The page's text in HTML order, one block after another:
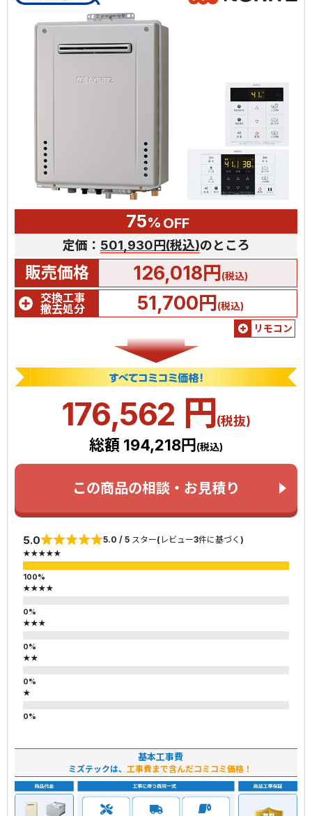
75% OFF
定価： 501,930円(税込)のところ
販売価格 126,018円(税込)
交換工事
撤去処分
51,700円(税込)
リモコン
176,562 円(税抜)
総額 194,218円 (税込)
この商品の相談・お見積り
5.0 5.0 / 5 スター(レビュー3件に基づく)
★★★★★
★★★★
★★★
★★
★
基本工事費
ミズテックは、 工事費まで含んだコミコミ価格！